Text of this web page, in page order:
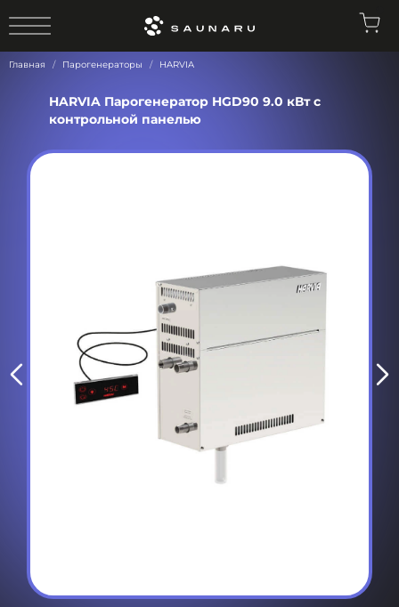
Главная Парогенераторы HARVIA
HARVIA Парогенератор HGD90 9.0 кВт с
контрольной панелью